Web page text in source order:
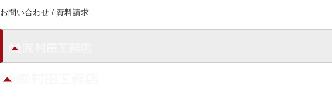
お問い合わせ / 資料請求